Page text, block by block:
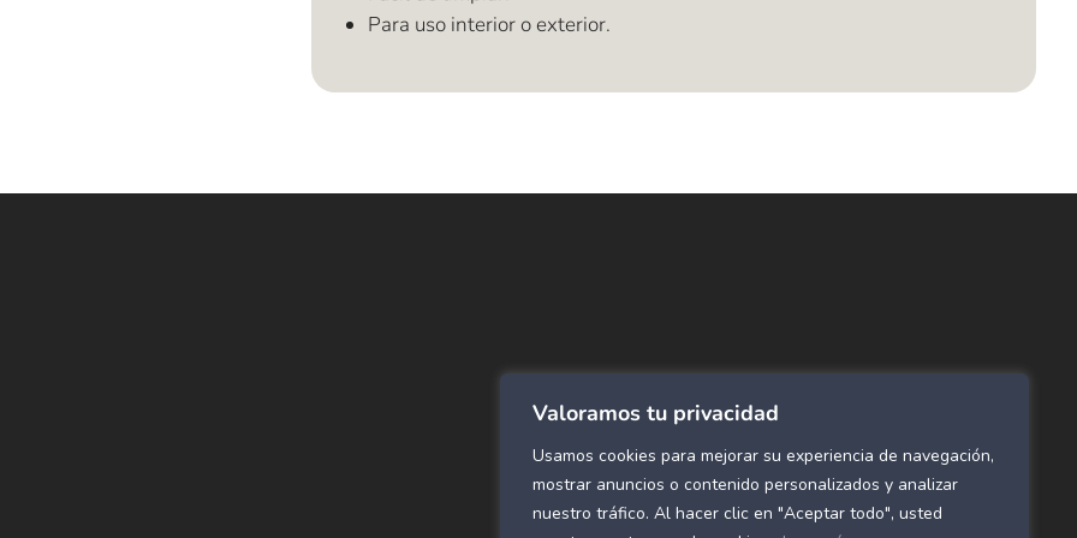
Valoramos tu privacidad
Usamos cookies para mejorar su experiencia de navegación,
mostrar anuncios o contenido personalizados y analizar
nuestro tráfico. Al hacer clic en "Aceptar todo", usted
Para uso interior o exterior.
Revestimientos para pared
Alfombras Residenciales
Paneles decorativos para pared
Mármol Flex